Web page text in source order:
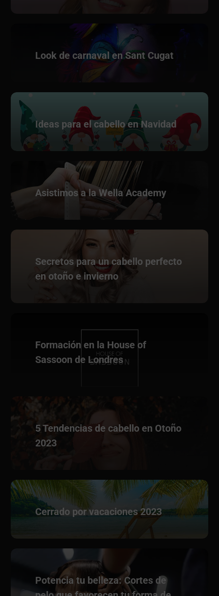
Look de carnaval en Sant Cugat
Ideas para el cabello en Navidad
Asistimos a la Wella Academy
Secretos para un cabello perfecto
en otoño e invierno
Formación en la House of
Sassoon de Londres
5 Tendencias de cabello en Otoño
2023
Cerrado por vacaciones 2023
Potencia tu belleza: Cortes de